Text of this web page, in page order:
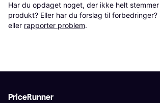
Har du opdaget noget, der ikke helt
produkt? Eller har du forslag til forbedringer?
eller rapporter problem.
PriceRunner